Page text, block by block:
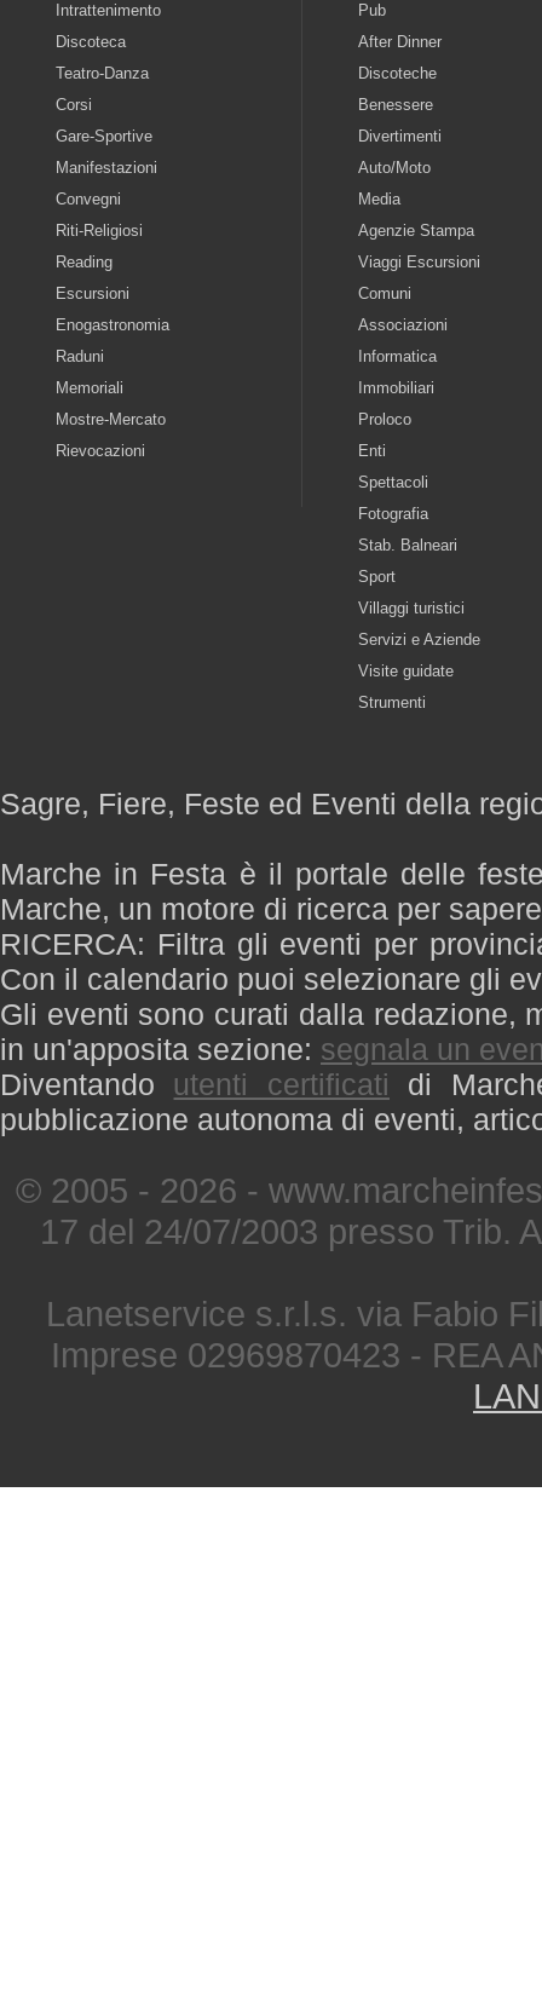
Intrattenimento
Discoteca
Teatro-Danza
Corsi
Gare-Sportive
Manifestazioni
Convegni
Riti-Religiosi
Reading
Escursioni
Enogastronomia
Raduni
Memoriali
Mostre-Mercato
Rievocazioni
Pub
After Dinner
Discoteche
Benessere
Divertimenti
Auto/Moto
Media
Agenzie Stampa
Viaggi Escursioni
Comuni
Associazioni
Informatica
Immobiliari
Proloco
Enti
Spettacoli
Fotografia
Stab. Balneari
Sport
Villaggi turistici
Servizi e Aziende
Visite guidate
Strumenti
Sagre, Fiere, Feste ed Eventi della
Marche in Festa è il portale delle
Marche, un motore di ricerca per
RICERCA: Filtra gli eventi per
Con il calendario puoi selezionare gli
Gli eventi sono curati dalla redazione,
in un'apposita sezione: segnala un
Diventando utenti certificati di
pubblicazione autonoma di eventi,
© 2005 - 2026 -
17 del 24/07/2003 presso Trib.
Lanetservice s.r.l.s. via Fabio
Imprese 02969870423 - REA